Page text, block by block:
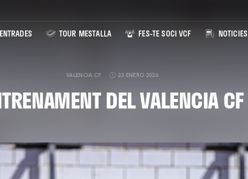
ENTRADES TOUR MESTALLA FES-TE SOCI VCF NOTICIES
VALENCIA CF 23 ENERO 2026
DEL VALENCIA CF